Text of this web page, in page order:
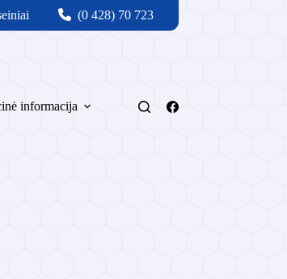
(0 428) 70 723
informacija Svetainės medis